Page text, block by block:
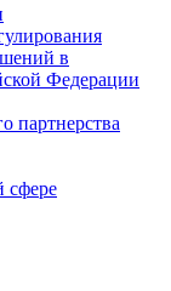
в
Федерации
партнерства
сфере